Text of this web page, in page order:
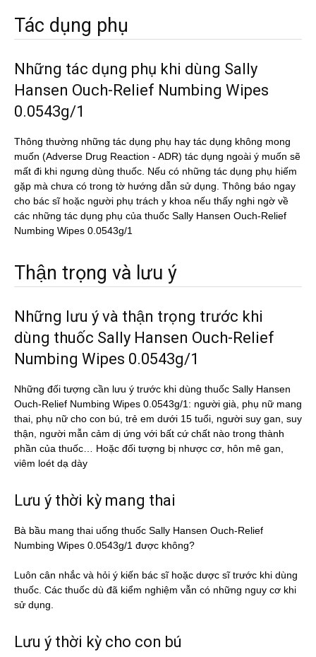
Tác dụng phụ
Những tác dụng phụ khi dùng Sally
Hansen Ouch-Relief Numbing Wipes
0.0543g/1
Thông thường những tác dụng phụ hay tác dụng không mong
muốn (Adverse Drug Reaction - ADR) tác dụng ngoài ý muốn sẽ
mất đi khi ngưng dùng thuốc. Nếu có những tác dụng phụ hiếm
gặp mà chưa có trong tờ hướng dẫn sử dụng. Thông báo ngay
cho bác sĩ hoặc người phụ trách y khoa nếu thấy nghi ngờ về
các những tác dụng phụ của thuốc Sally Hansen Ouch-Relief
Numbing Wipes 0.0543g/1
Thận trọng và lưu ý
Những lưu ý và thận trọng trước khi
dùng thuốc Sally Hansen Ouch-Relief
Numbing Wipes 0.0543g/1
Những đối tượng cần lưu ý trước khi dùng thuốc Sally Hansen
Ouch-Relief Numbing Wipes 0.0543g/1: người già, phụ nữ mang
thai, phụ nữ cho con bú, trẻ em dưới 15 tuổi, người suy gan, suy
thận, người mẫn cảm dị ứng với bất cứ chất nào trong thành
phần của thuốc… Hoặc đối tượng bị nhược cơ, hôn mê gan,
viêm loét dạ dày
Lưu ý thời kỳ mang thai
Bà bầu mang thai uống thuốc Sally Hansen Ouch-Relief
Numbing Wipes 0.0543g/1 được không?
Luôn cân nhắc và hỏi ý kiến bác sĩ hoặc dược sĩ trước khi dùng
thuốc. Các thuốc dù đã kiểm nghiệm vẫn có những nguy cơ khi
sử dụng.
Lưu ý thời kỳ cho con bú